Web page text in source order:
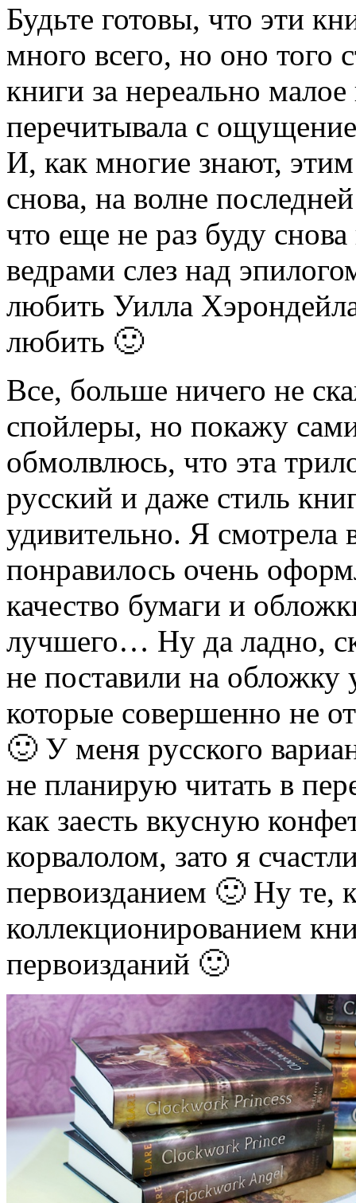
Будьте готовы, что эти
много всего, но оно того
книги за нереально
перечитывала с
И, как многие знают,
снова, на волне
что еще не раз буду
ведрами слез над
любить Уилла
любить 🙂
Все, больше ничего не
спойлеры, но покажу
обмолвлюсь, что эта
русский и даже стиль
удивительно. Я
понравилось очень
качество бумаги и
лучшего… Ну да ладно,
не поставили на
которые совершенно не
🙂 У меня русского
не планирую читать в
как заесть вкусную
корвалолом, зато я
первоизданием 🙂 Ну те,
коллекционированием
первоизданий 🙂